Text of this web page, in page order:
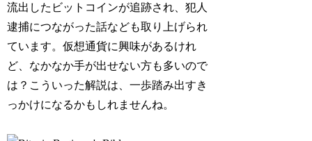
流出したビットコインが追跡され、犯人
逮捕につながった話なども取り上げられ
ています。仮想通貨に興味があるけれ
ど、なかなか手が出せない方も多いので
は？こういった解説は、一歩踏み出すき
っかけになるかもしれませんね。